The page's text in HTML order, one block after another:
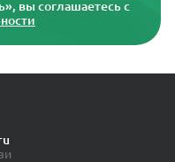
вы соглашаетесь с